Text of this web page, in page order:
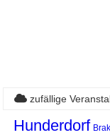
zufällige
Hunderdorf